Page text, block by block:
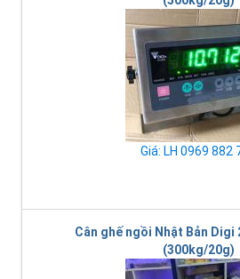
Giá: LH 0969 882
Cân ghế ngồi Nhật Bản Digi
(300kg/20g)